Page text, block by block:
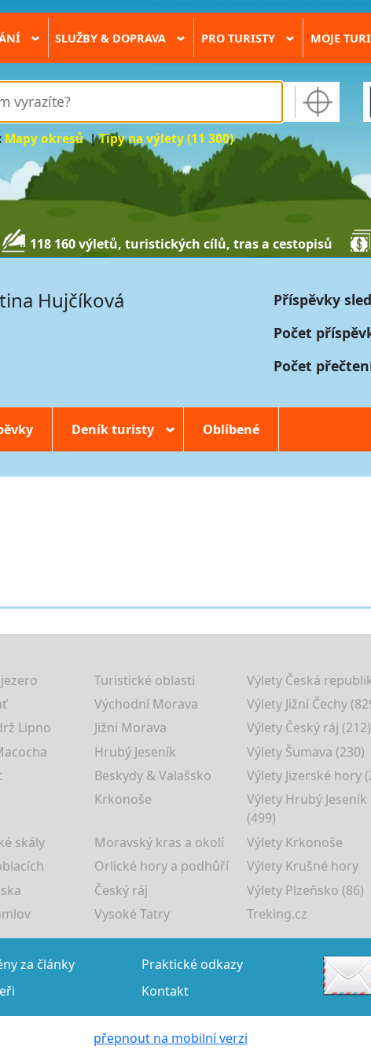
› SLUŽBY & DOPRAVA › PRO TURISTY › MOJE
Mapy okresů|Tipy na výlety (11 300)
118 160 výletů, turistických cílů, tras a cestopisů
Hujčíková Příspěvky
Počet
Počet
Deník turisty › Oblíbené
Turistické oblasti Výlety Česká
Východní Morava Výlety Jižní Čechy
Lipno Jižní Morava Výlety Český ráj (212)
Hrubý Jeseník Výlety Šumava (230)
Beskydy & Valašsko Výlety Jizerské hory
Krkonoše
Výlety Hrubý Jeseník
(499)
skály Moravský kras a okolí Výlety Krkonoše
Orlické hory a podhůří Výlety Krušné hory
Český ráj Výlety Plzeňsko (86)
Vysoké Tatry Treking.cz
za články
Praktické odkazy
Kontakt
přepnout na mobilní verzi